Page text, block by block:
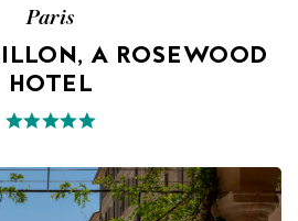
Paris
A ROSEWOOD
HOTEL